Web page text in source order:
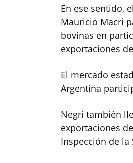
En ese sentido,
Mauricio Macri
bovinas en
exportaciones
El mercado
Argentina
Negri también
exportaciones
Inspección de la